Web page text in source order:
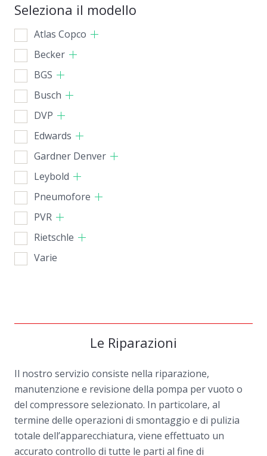
Seleziona il modello
Atlas Copco
Becker
BGS
Busch
DVP
Edwards
Gardner Denver
Leybold
Pneumofore
PVR
Rietschle
Varie
Le Riparazioni
Il nostro servizio consiste nella riparazione,
manutenzione e revisione della pompa per vuoto o
del compressore selezionato. In particolare, al
termine delle operazioni di smontaggio e di pulizia
totale dell’apparecchiatura, viene effettuato un
accurato controllo di tutte le parti al fine di